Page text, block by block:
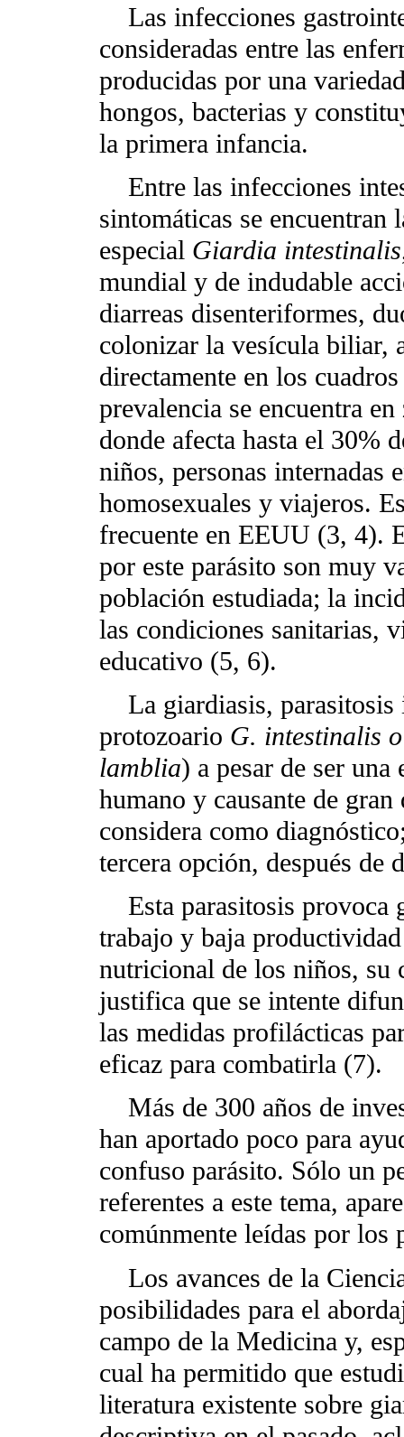
Las infecciones
consideradas entre las
producidas por una
hongos, bacterias y
la primera infancia.
Entre las infecciones
sintomáticas se
especial Giardia intestinalis
mundial y de indudable
diarreas disenteriformes,
colonizar la vesícula biliar,
directamente en los
prevalencia se encuentra
donde afecta hasta el 30%
niños, personas internadas
homosexuales y viajeros.
frecuente en EEUU (3, 4).
por este parásito son muy
población estudiada; la
las condiciones sanitarias,
educativo (5, 6).
La giardiasis, parasitosis
protozoario G. intestinalis
lamblia) a pesar de ser
humano y causante de
considera como
tercera opción, después de
Esta parasitosis provoca
trabajo y baja
nutricional de los niños, su
justifica que se intente
las medidas profilácticas
eficaz para combatirla (7).
Más de 300 años de
han aportado poco para
confuso parásito. Sólo un
referentes a este tema,
comúnmente leídas por los
Los avances de la
posibilidades para el
campo de la Medicina y,
cual ha permitido que
literatura existente sobre